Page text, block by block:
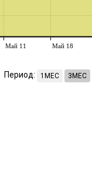
Май 11 Май 18
Период: 1МЕС 3МЕС